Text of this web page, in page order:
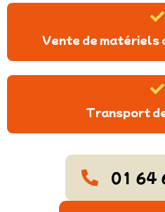
Vente de matériels
Transport
01 64